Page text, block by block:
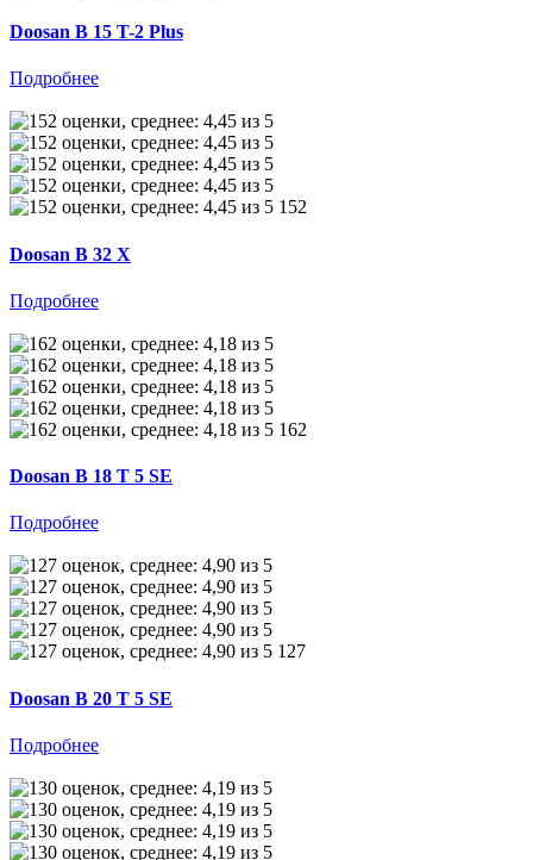
Doosan B 15 T-2 Plus
Подробнее
152
Doosan B 32 X
Подробнее
162
Doosan B 18 T 5 SE
Подробнее
127
Doosan B 20 T 5 SE
Подробнее